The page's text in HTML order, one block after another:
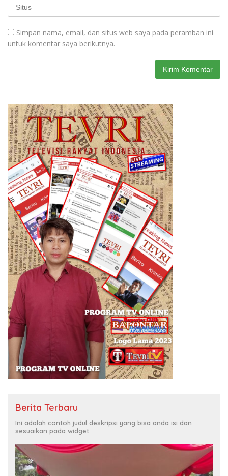
Simpan nama, email, dan situs web saya pada peramban ini
untuk komentar saya berikutnya.
Berita Terbaru
Ini adalah contoh judul deskripsi yang bisa anda isi dan
sesuaikan pada widget